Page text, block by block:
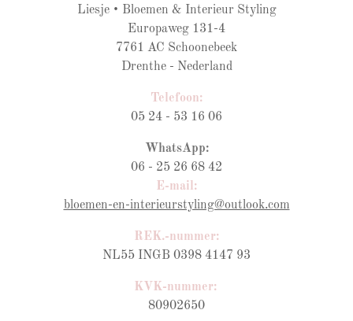
Liesje • Bloemen & Interieur Styling
Europaweg 131-4
7761 AC Schoonebeek
Drenthe - Nederland
Telefoon:
05 24 - 53 16 06
WhatsApp:
06 - 25 26 68 42
E-mail:
bloemen-en-interieurstyling@outlook.com
REK.-nummer:
NL55 INGB 0398 4147 93
KVK-nummer:
80902650